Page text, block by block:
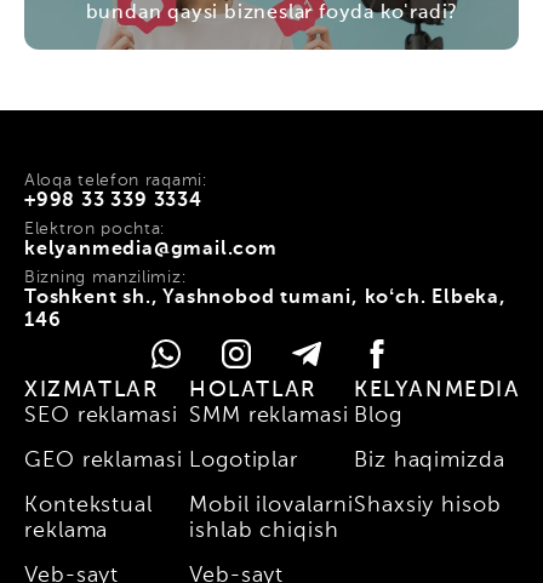
bundan qaysi bizneslar foyda ko'radi?
+998 33 339 3334
Aloqa telefon raqami:
kelyanmedia@gmail.com
Elektron pochta:
Toshkent sh., Yashnobod tumani, koʻch. Elbeka,
146
Bizning manzilimiz:
XIZMATLAR
SEO reklamasi
GEO reklamasi
Kontekstual
reklama
Veb-sayt
HOLATLAR
SMM reklamasi
Logotiplar
Mobil ilovalarni
ishlab chiqish
Veb-sayt
KELYANMEDIA
Blog
Biz haqimizda
Shaxsiy hisob